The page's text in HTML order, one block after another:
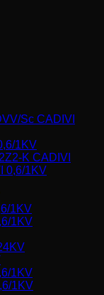
Sc CADIVI
1KV
K CADIVI
0,6/1KV
1KV
1KV
1KV
1KV